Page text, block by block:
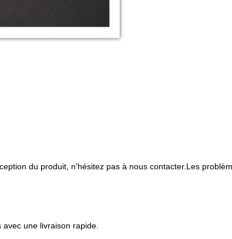
du produit, n'hésitez pas à nous contacter.Les
une livraison rapide.